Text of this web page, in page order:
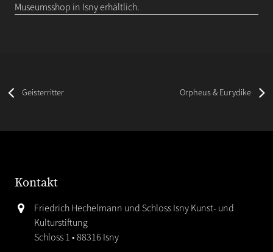
Museumsshop in Isny erhältlich.
Geisterritter Orpheus & Eurydike
Kontakt
Friedrich Hechelmann und Schloss Isny Kunst- und
Kulturstiftung
Schloss 1 • 88316 Isny